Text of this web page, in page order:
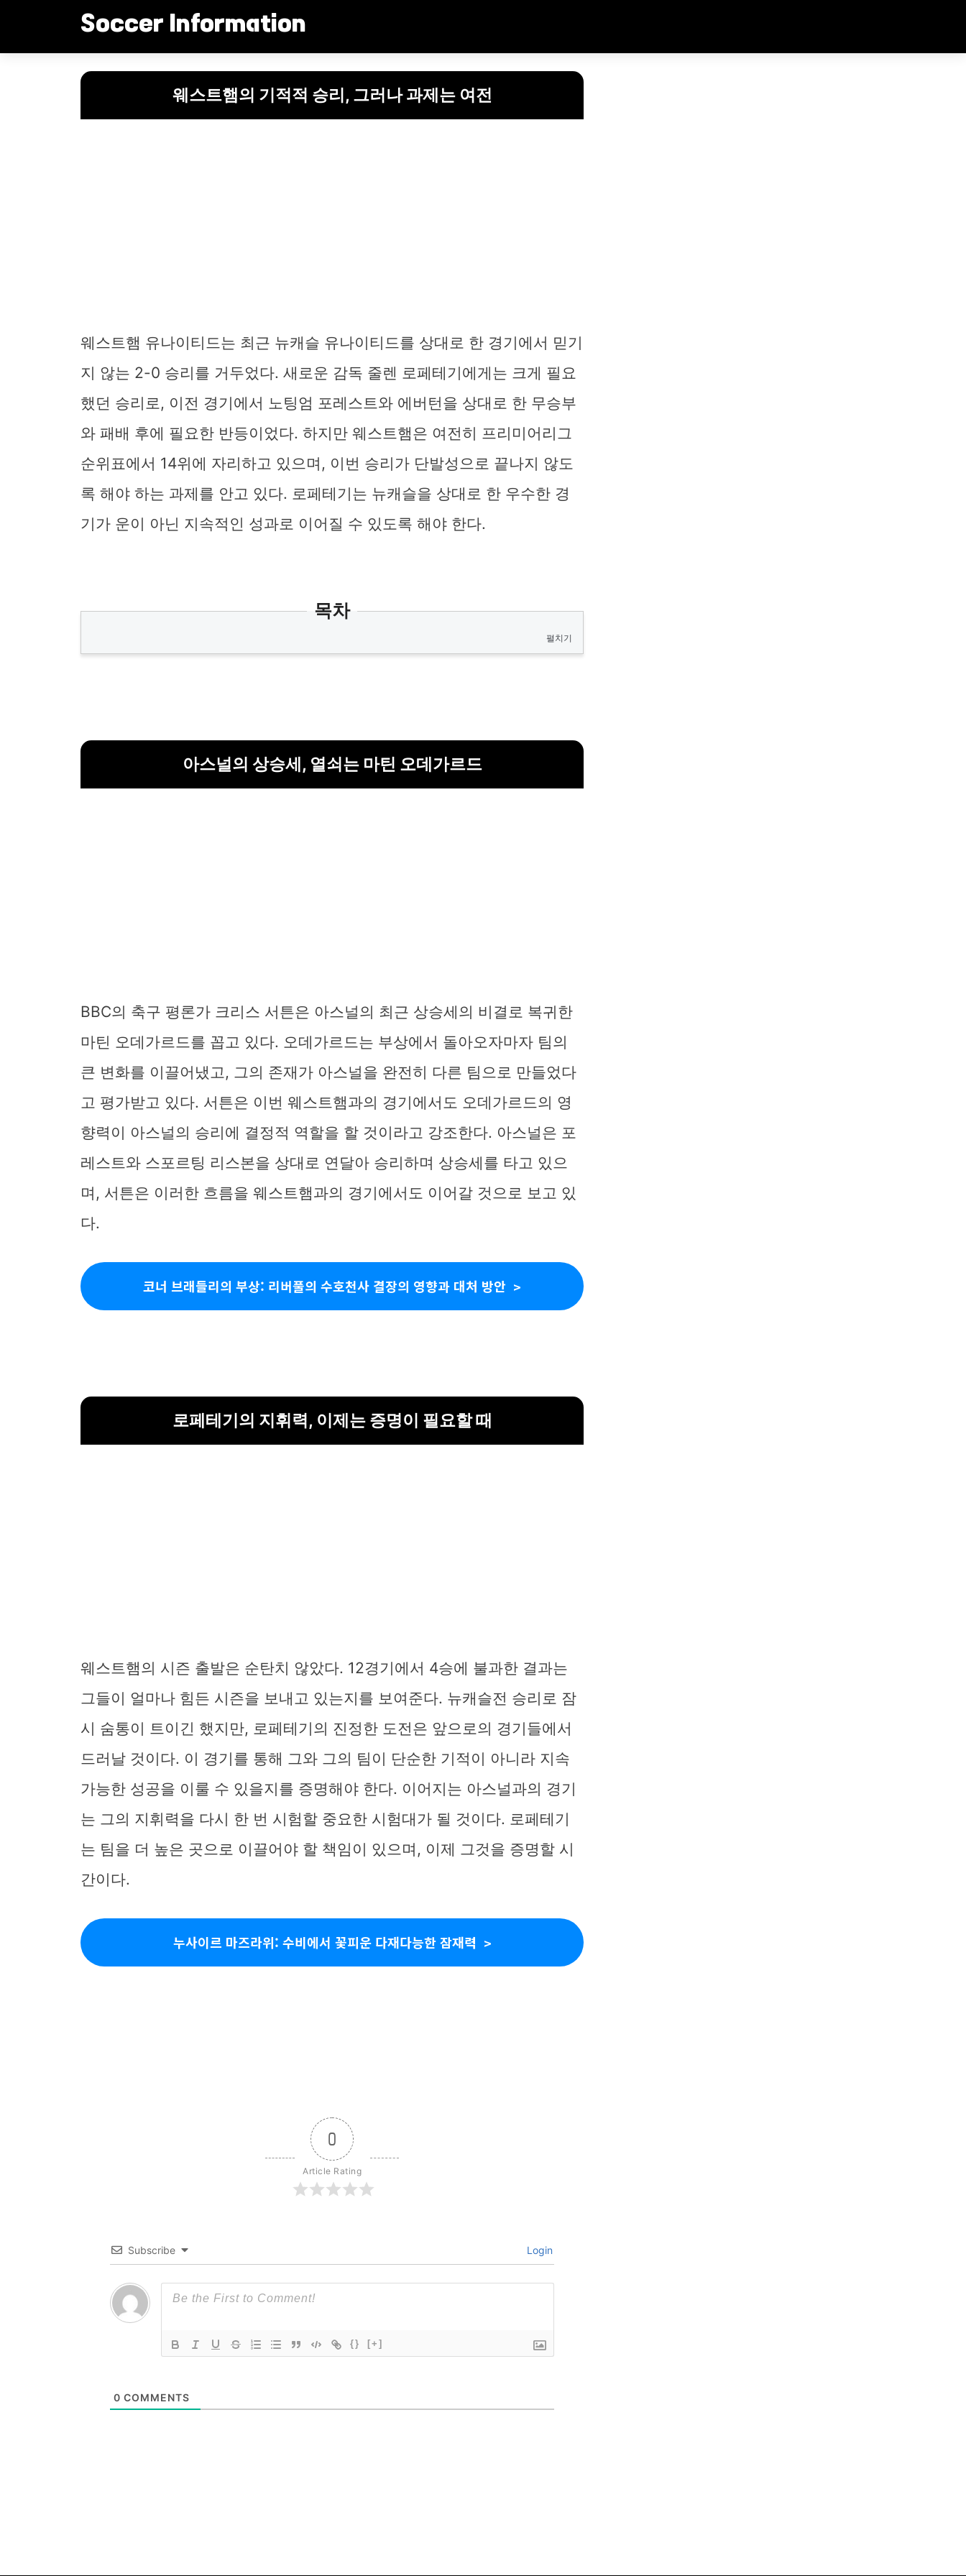
Soccer Information
웨스트햄의 기적적 승리, 그러나 과제는 여전
웨스트햄 유나이티드는 최근 뉴캐슬 유나이티드를 상대로 한 경기에서 믿기
지 않는 2-0 승리를 거두었다. 새로운 감독 줄렌 로페테기에게는 크게 필요
했던 승리로, 이전 경기에서 노팅엄 포레스트와 에버턴을 상대로 한 무승부
와 패배 후에 필요한 반등이었다. 하지만 웨스트햄은 여전히 프리미어리그
순위표에서 14위에 자리하고 있으며, 이번 승리가 단발성으로 끝나지 않도
록 해야 하는 과제를 안고 있다. 로페테기는 뉴캐슬을 상대로 한 우수한 경
기가 운이 아닌 지속적인 성과로 이어질 수 있도록 해야 한다.
목차
펼치기
아스널의 상승세, 열쇠는 마틴 오데가르드
BBC의 축구 평론가 크리스 서튼은 아스널의 최근 상승세의 비결로 복귀한
마틴 오데가르드를 꼽고 있다. 오데가르드는 부상에서 돌아오자마자 팀의
큰 변화를 이끌어냈고, 그의 존재가 아스널을 완전히 다른 팀으로 만들었다
고 평가받고 있다. 서튼은 이번 웨스트햄과의 경기에서도 오데가르드의 영
향력이 아스널의 승리에 결정적 역할을 할 것이라고 강조한다. 아스널은 포
레스트와 스포르팅 리스본을 상대로 연달아 승리하며 상승세를 타고 있으
며, 서튼은 이러한 흐름을 웨스트햄과의 경기에서도 이어갈 것으로 보고 있
다.
코너 브래들리의 부상: 리버풀의 수호천사 결장의 영향과 대처 방안
로페테기의 지휘력, 이제는 증명이 필요할 때
웨스트햄의 시즌 출발은 순탄치 않았다. 12경기에서 4승에 불과한 결과는
그들이 얼마나 힘든 시즌을 보내고 있는지를 보여준다. 뉴캐슬전 승리로 잠
시 숨통이 트이긴 했지만, 로페테기의 진정한 도전은 앞으로의 경기들에서
드러날 것이다. 이 경기를 통해 그와 그의 팀이 단순한 기적이 아니라 지속
가능한 성공을 이룰 수 있을지를 증명해야 한다. 이어지는 아스널과의 경기
는 그의 지휘력을 다시 한 번 시험할 중요한 시험대가 될 것이다. 로페테기
는 팀을 더 높은 곳으로 이끌어야 할 책임이 있으며, 이제 그것을 증명할 시
간이다.
누사이르 마즈라위: 수비에서 꽃피운 다재다능한 잠재력
0
Article Rating
Subscribe Login
{} [+]
0 COMMENTS